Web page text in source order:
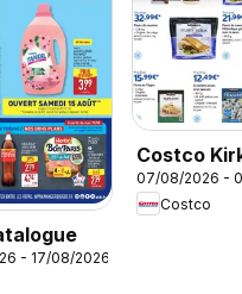
- 17/08/2026
Costco
signature
07/08/2026 -
Costco